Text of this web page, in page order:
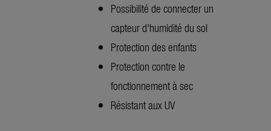
Possibilité de connecter un
capteur d'humidité du sol
Protection des enfants
Protection contre le
fonctionnement à sec
Résistant aux UV